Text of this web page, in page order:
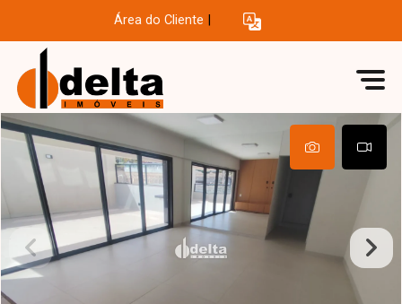
Área do Cliente